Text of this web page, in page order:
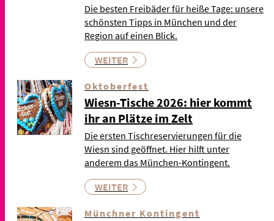
Die besten Freibäder für heiße Tage: unsere
schönsten Tipps in München und der
Region auf einen Blick.
WEITER
Oktoberfest
Wiesn-Tische 2026: hier kommt
ihr an Plätze im Zelt
Die ersten Tischreservierungen für die
Wiesn sind geöffnet. Hier hilft unter
anderem das München-Kontingent.
WEITER
Münchner Kontingent